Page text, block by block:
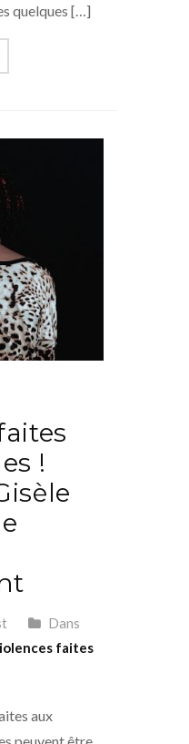
quelques […]
!
Dans
faites
aux
peuvent être